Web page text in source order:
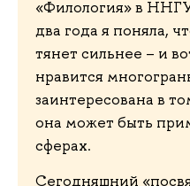
«Филология» в
два года я поняла,
тянет сильнее – и
нравится
заинтересована в
она может быть
сферах.
Сегодняшний